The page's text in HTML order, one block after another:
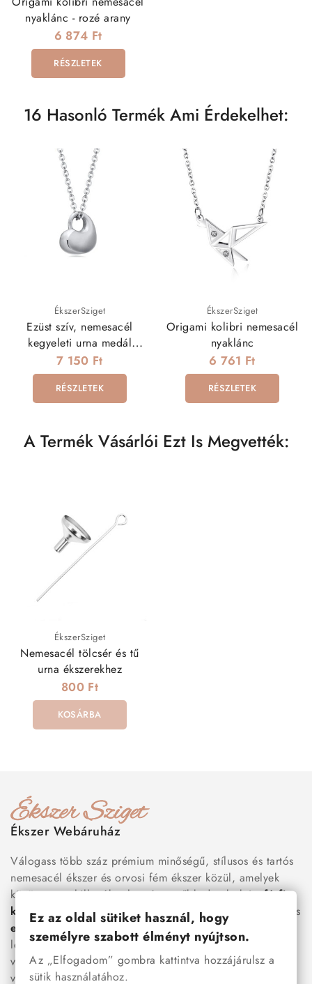
nyaklánc - rozé arany
6 874 Ft
RÉSZLETEK
16 Hasonló Termék Ami Érdekelhet:
ÉkszerSziget
Ezüst szív, nemesacél
kegyeleti urna medál
nyakláncon
7 150 Ft
RÉSZLETEK
ÉkszerSziget
Origami kolibri nemesacél
nyaklánc
6 761 Ft
RÉSZLETEK
A Termék Vásárlói Ezt Is Megvették:
ÉkszerSziget
Nemesacél tölcsér és tű
urna ékszerekhez
800 Ft
KOSÁRBA
Ékszer Webáruház
Válogass több száz prémium minőségű, stílusos és tartós
nemesacél ékszer és orvosi fém ékszer közül, amelyek
között megtalálhatók a legnépszerűbb darabok is:férfi
karkötők
, női nyakláncok , karikagyűrűk
és
esküvői kiegészítőkegyaránt. Webáruházunkban a
legújabb trendeket követő, mégis időtálló ékszerek közül
választhatsz – legyen szó ajándékról, mindennapi
viseletről vagy különleges alkalmakról.
Ez az oldal sütiket használ, hogy
személyre szabott élményt nyújtson.
Az „Elfogadom” gombra kattintva hozzájárulsz a
sütik használatához.